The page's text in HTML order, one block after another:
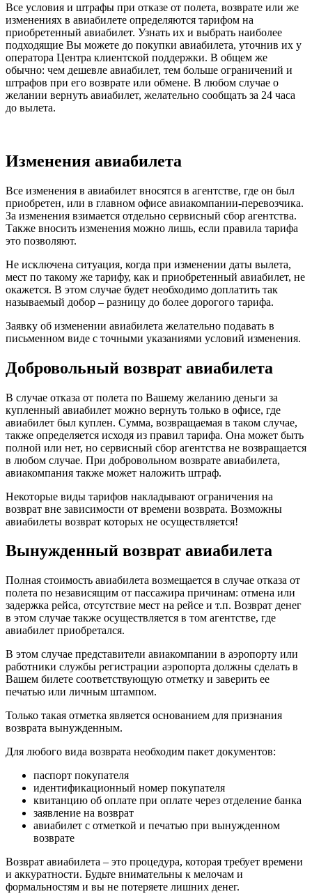
Все условия и штрафы при отказе от полета, возврате или же
изменениях в авиабилете определяются тарифом на
приобретенный авиабилет. Узнать их и выбрать наиболее
подходящие Вы можете до покупки авиабилета, уточнив их у
оператора Центра клиентской поддержки. В общем же
обычно: чем дешевле авиабилет, тем больше ограничений и
штрафов при его возврате или обмене. В любом случае о
желании вернуть авиабилет, желательно сообщать за 24 часа
до вылета.
Изменения авиабилета
Все изменения в авиабилет вносятся в агентстве, где он был
приобретен, или в главном офисе авиакомпании-перевозчика.
За изменения взимается отдельно сервисный сбор агентства.
Также вносить изменения можно лишь, если правила тарифа
это позволяют.
Не исключена ситуация, когда при изменении даты вылета,
мест по такому же тарифу, как и приобретенный авиабилет, не
окажется. В этом случае будет необходимо доплатить так
называемый добор – разницу до более дорогого тарифа.
Заявку об изменении авиабилета желательно подавать в
письменном виде с точными указаниями условий изменения.
Добровольный возврат авиабилета
В случае отказа от полета по Вашему желанию деньги за
купленный авиабилет можно вернуть только в офисе, где
авиабилет был куплен. Сумма, возвращаемая в таком случае,
также определяется исходя из правил тарифа. Она может быть
полной или нет, но сервисный сбор агентства не возвращается
в любом случае. При добровольном возврате авиабилета,
авиакомпания также может наложить штраф.
Некоторые виды тарифов накладывают ограничения на
возврат вне зависимости от времени возврата. Возможны
авиабилеты возврат которых не осуществляется!
Вынужденный возврат авиабилета
Полная стоимость авиабилета возмещается в случае отказа от
полета по независящим от пассажира причинам: отмена или
задержка рейса, отсутствие мест на рейсе и т.п. Возврат денег
в этом случае также осуществляется в том агентстве, где
авиабилет приобретался.
В этом случае представители авиакомпании в аэропорту или
работники службы регистрации аэропорта должны сделать в
Вашем билете соответствующую отметку и заверить ее
печатью или личным штампом.
Только такая отметка является основанием для признания
возврата вынужденным.
Для любого вида возврата необходим пакет документов:
паспорт покупателя
идентификационный номер покупателя
квитанцию об оплате при оплате через отделение банка
заявление на возврат
авиабилет с отметкой и печатью при вынужденном
возврате
Возврат авиабилета – это процедура, которая требует времени
и аккуратности. Будьте внимательны к мелочам и
формальностям и вы не потеряете лишних денег.